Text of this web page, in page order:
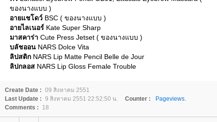
ของนางแบบ )
อายแชโดว์ BSC ( ของนางแบบ )
อายไลเนอร์ Kate Super Sharp
มาสคาร่า Cute Press Jetset ( ของนางแบบ )
บลัชออน NARS Dolce Vita
ลิปสติก NARS Lip Matte Pencil Belle de Jour
ลิปกลอส NARS Lip Gloss Female Trouble
Create Date : 09 สิงหาคม 2551
Last Update : 9 สิงหาคม 2551 22:52:50 น. Counter :
Pageviews.
Comments :
18